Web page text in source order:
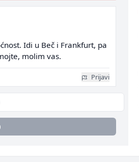
Idi u Beč i Frankfurt, pa
molim vas.
Prijavi